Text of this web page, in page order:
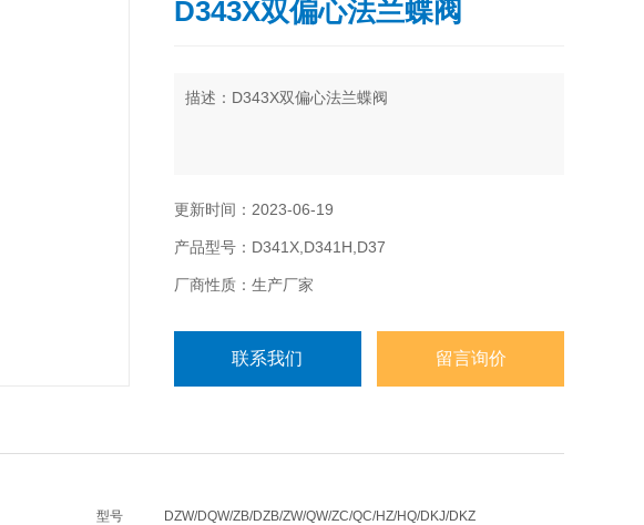
D343X双偏心法兰蝶阀
描述：D343X双偏心法兰蝶阀
更新时间：2023-06-19
产品型号：D341X,D341H,D37
厂商性质：生产厂家
联系我们 留言询价
型号
DZW/DQW/ZB/DZB/ZW/QW/ZC/QC/HZ/HQ/DKJ/DKZ